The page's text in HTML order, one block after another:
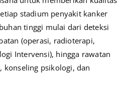
stadium penyakit kanker
tinggi mulai dari deteksi
(operasi, radioterapi,
Intervensi), hingga rawatan
konseling psikologi, dan